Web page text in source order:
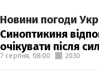
Новини погоди
Синоптикиня
очікувати після
7 серпня, 08:00 2030